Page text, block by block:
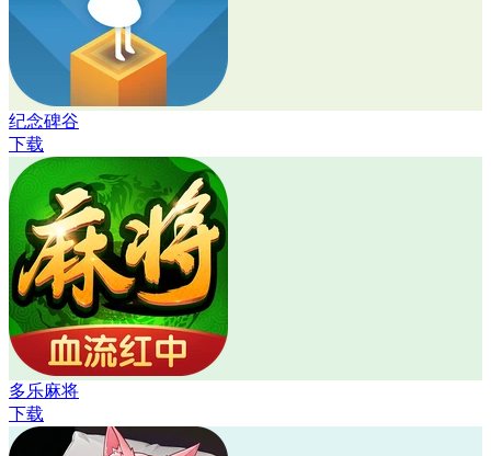
纪念碑谷
下载
多乐麻将
下载